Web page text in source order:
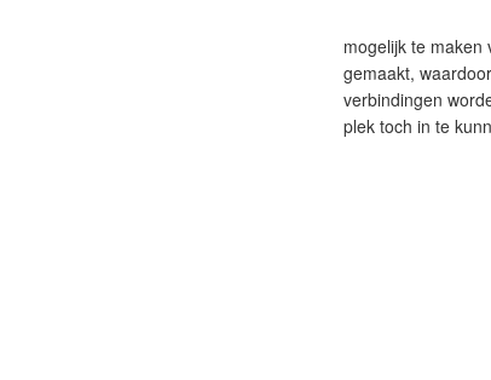
mogelijk te maken
gemaakt,
verbindingen
plek toch in te